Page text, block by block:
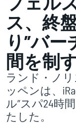
ス、終
り”バー
間を制
ランド・ノ
ッペンは、
ル”スパ24時
たした。